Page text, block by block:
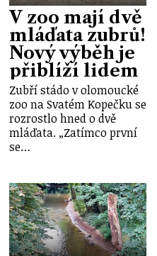
V zoo mají dvě
mláďata zubrů!
Nový výběh je
přiblíží lidem
Zubří stádo v olomoucké
zoo na Svatém Kopečku se
rozrostlo hned o dvě
mláďata. „Zatímco první
se…